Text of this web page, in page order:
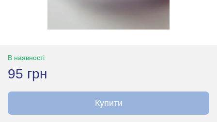
В наявності
95 грн
Купити